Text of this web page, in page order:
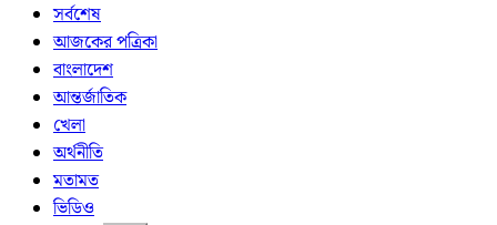
সর্বশেষ
আজকের পত্রিকা
বাংলাদেশ
আন্তর্জাতিক
খেলা
অর্থনীতি
মতামত
ভিডিও